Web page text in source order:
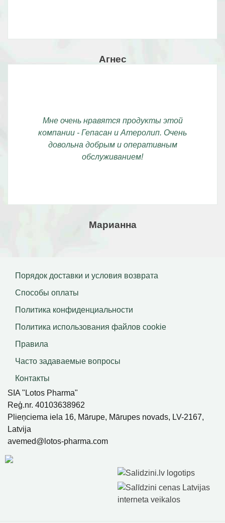
Агнес
Мне очень нравятся продукты этой
компании - Гепасан и Атеролип. Очень
довольна добрым и оперативным
обслуживанием!
Марианна
Порядок доставки и условия возврата
Способы оплаты
Политика конфиденциальности
Политика использования файлов сookie
Правила
Часто задаваемые вопросы
Контакты
SIA "Lotos Pharma"
Reģ.nr. 40103638962
Plieņciema iela 16, Mārupe, Mārupes novads, LV-2167,
Latvija
avemed@lotos-pharma.com